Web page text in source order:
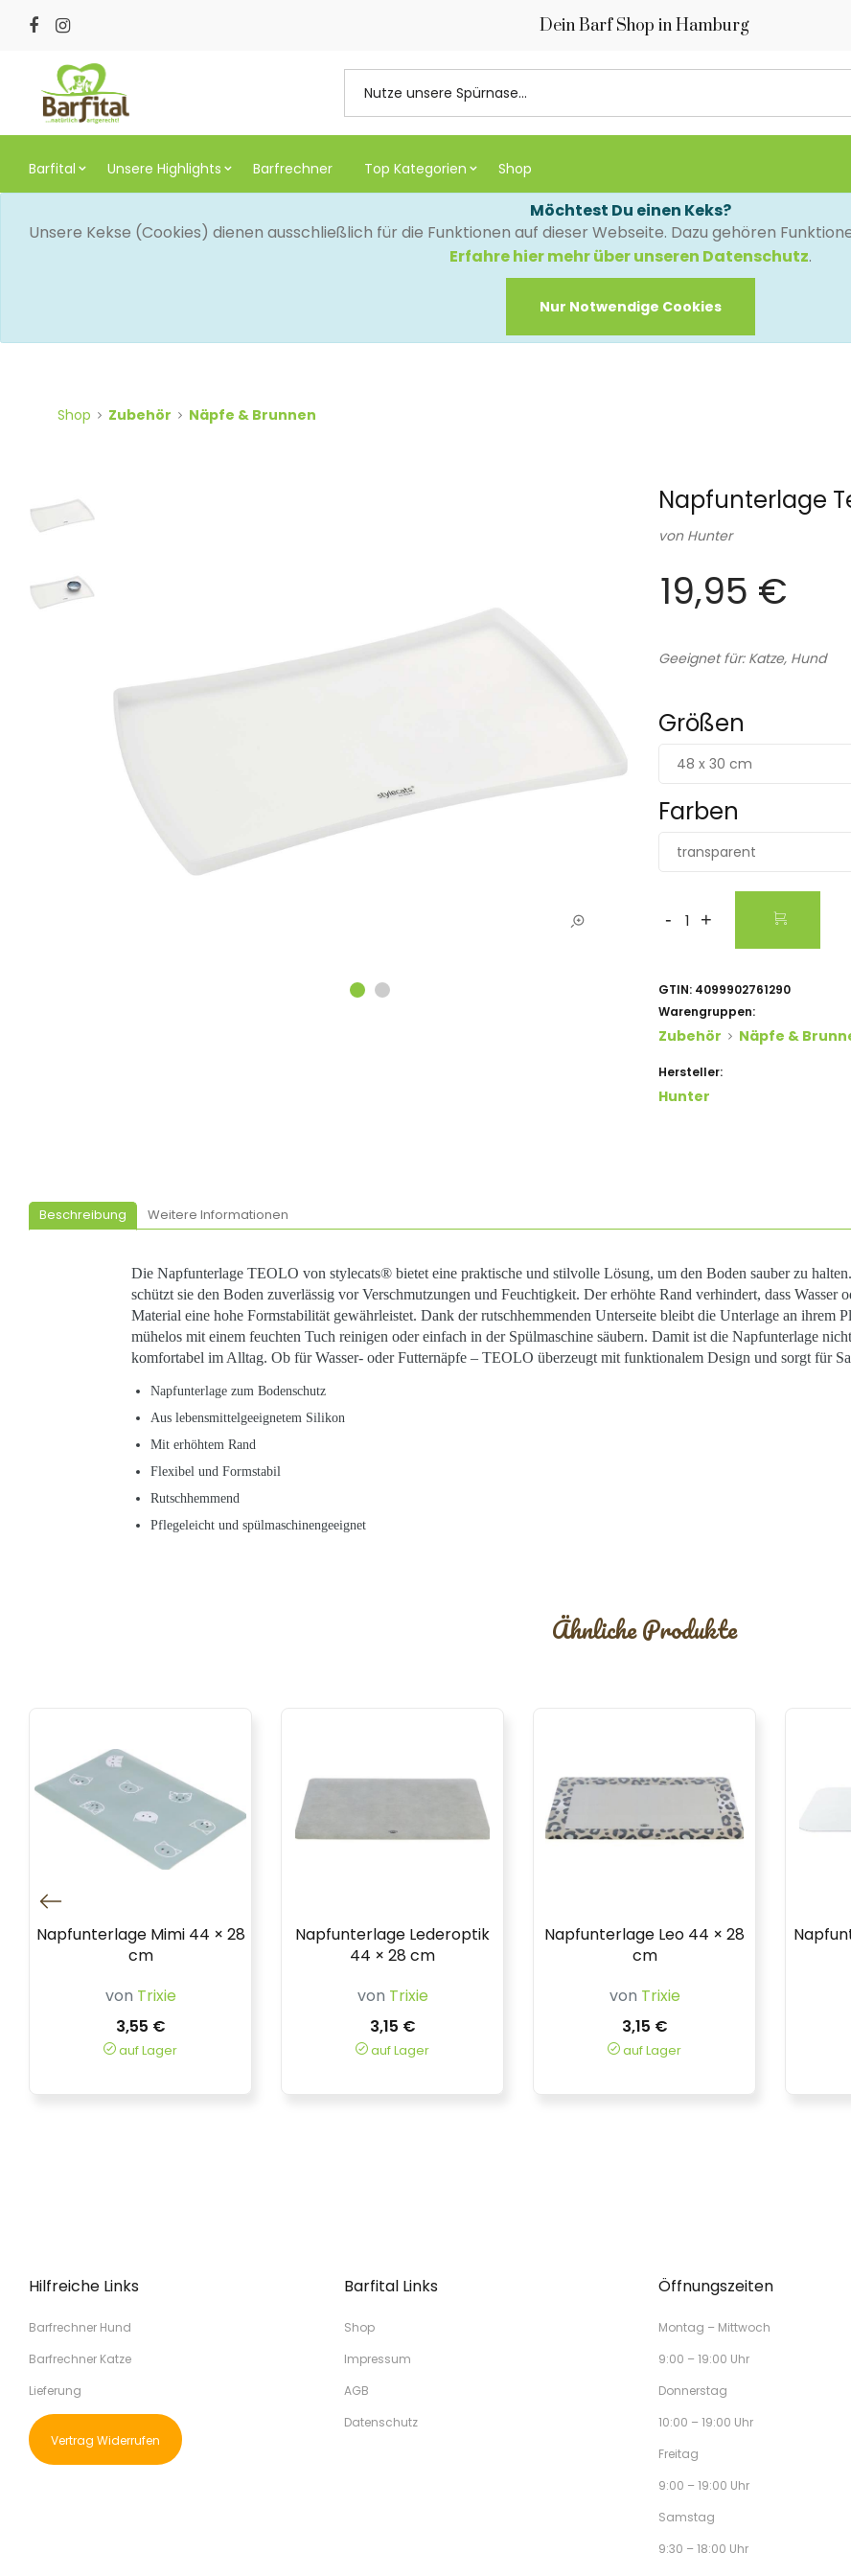
Dein Barf Shop in Hamburg
Barfital Unsere Highlights Barfrechner Top Kategorien Shop
Möchtest Du einen Keks?
Unsere Kekse (Cookies) dienen ausschließlich für die Funktionen auf dieser Webseite. Dazu gehören
Erfahre hier mehr über unseren Datenschutz.
Nur Notwendige Cookies
Shop Zubehör Näpfe & Brunnen
Napfunterlage
von Hunter
19,95 €
Geeignet für: Katze, Hund
Größen
48 x 30 cm
Farben
transparent
- +
GTIN: 4099902761290
Warengruppen:
Zubehör Näpfe &
Hersteller:
Hunter
Beschreibung Weitere Informationen
Die Napfunterlage TEOLO von stylecats® bietet eine praktische und stilvolle Lösung, um den Boden sauber zu
schützt sie den Boden zuverlässig vor Verschmutzungen und Feuchtigkeit. Der erhöhte Rand verhindert, dass Wasser
Material eine hohe Formstabilität gewährleistet. Dank der rutschhemmenden Unterseite bleibt die Unterlage an ihrem
mühelos mit einem feuchten Tuch reinigen oder einfach in der Spülmaschine säubern. Damit ist die Napfunterlage
komfortabel im Alltag. Ob für Wasser- oder Futternäpfe – TEOLO überzeugt mit funktionalem Design und sorgt für
Napfunterlage zum Bodenschutz
Aus lebensmittelgeeignetem Silikon
Mit erhöhtem Rand
Flexibel und Formstabil
Rutschhemmend
Pflegeleicht und spülmaschinengeeignet
Ähnliche Produkte
Napfunterlage Mimi 44 × 28
cm
von Trixie
3,55 €
auf Lager
Napfunterlage Lederoptik
44 × 28 cm
von Trixie
3,15 €
auf Lager
Napfunterlage Leo 44 × 28
cm
von Trixie
3,15 €
auf Lager
Hilfreiche Links
Barfrechner Hund
Barfrechner Katze
Lieferung
Vertrag Widerrufen
Barfital Links
Shop
Impressum
AGB
Datenschutz
Öffnungszeiten
Montag – Mittwoch
9:00 – 19:00 Uhr
Donnerstag
10:00 – 19:00 Uhr
Freitag
9:00 – 19:00 Uhr
Samstag
9:30 – 18:00 Uhr